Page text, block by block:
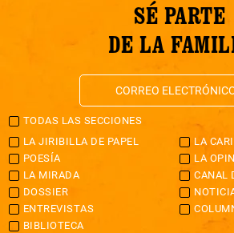
SÉ PARTE
DE LA
TODAS LAS SECCIONES
LA JIRIBILLA DE PAPEL
LA
POESÍA
LA
LA MIRADA
CANAL
DOSSIER
ENTREVISTAS
BIBLIOTECA